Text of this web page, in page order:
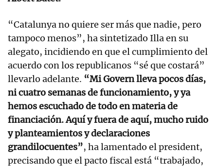
“Catalunya no quiere ser más que nadie, pero
tampoco menos”, ha sintetizado Illa en su
alegato, incidiendo en que el cumplimiento del
acuerdo con los republicanos “sé que costará”
llevarlo adelante. “Mi Govern lleva pocos días,
ni cuatro semanas de funcionamiento, y ya
hemos escuchado de todo en materia de
financiación. Aquí y fuera de aquí, mucho ruido
y planteamientos y declaraciones
grandilocuentes”, ha lamentado el president,
precisando que el pacto fiscal está “trabajado,